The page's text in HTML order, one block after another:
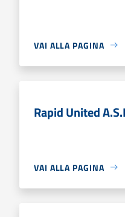
VAI ALLA PAGINA
Rapid United
VAI ALLA PAGINA